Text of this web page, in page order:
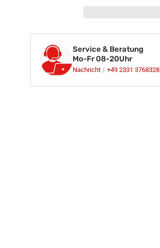
anthrazit
800mm
für
anthrazit
800mm
für
Service & Beratung
Mo-Fr 08-20Uhr
Nachricht +49 2331 3768328